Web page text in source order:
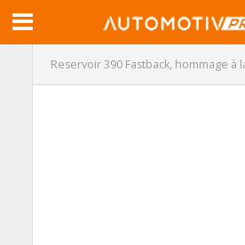
Reservoir 390 Fastback, hommage à